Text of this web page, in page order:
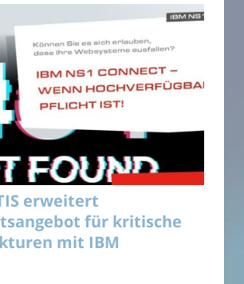
erweitert
für kritische
mit IBM